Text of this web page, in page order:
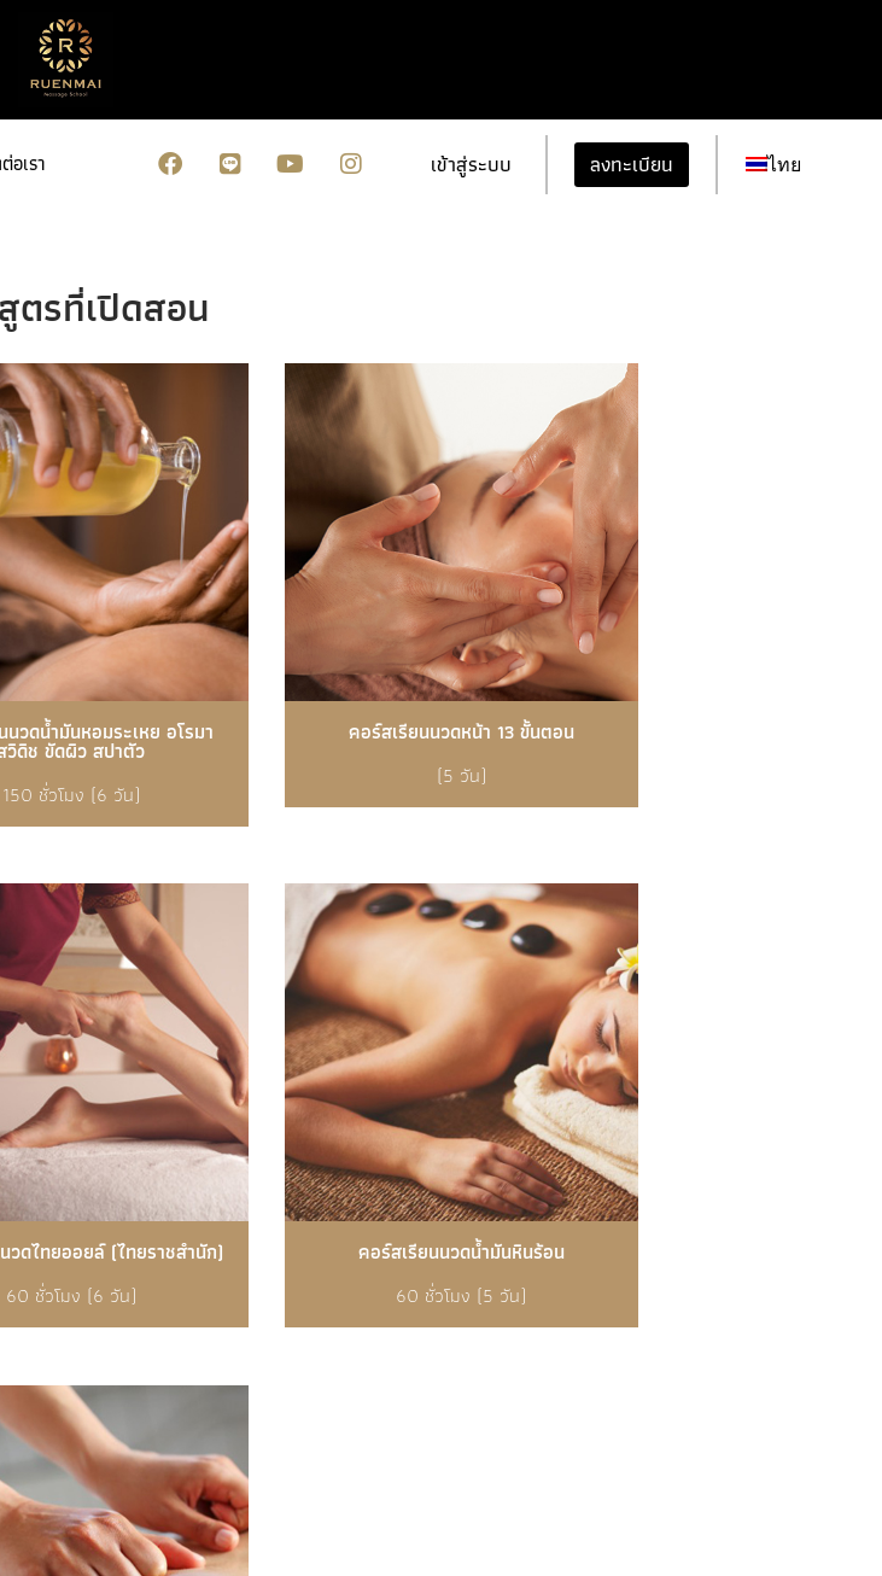
อเรา เข้าสู่ระบบ ลงทะเบียน ไทย
ตรที่เปิดสอน
ละเอียดเพิ่มเติม
นวดน้ำมันหอมระเหย อโรมา
วิดิช ขัดผิว สปาตัว
150 ชั่วโมง (6 วัน)
รายละเอียดเพิ่มเติม
คอร์สเรียนนวดหน้า 13 ขั้นตอน
(5 วัน)
ละเอียดเพิ่มเติม
วดไทยออยล์ (ไทยราชสำนัก)
60 ชั่วโมง (6 วัน)
รายละเอียดเพิ่มเติม
คอร์สเรียนนวดน้ำมันหินร้อน
60 ชั่วโมง (5 วัน)
ละเอียดเพิ่มเติม